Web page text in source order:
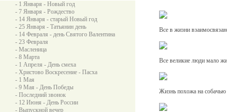
- 1 Января - Новый год
- 7 Января - Рождество
- 14 Января - старый Новый год
- 25 Января - Татьянин день
- 14 Февраля - день Святого Валентина
- 23 Февраля
- Масленица
- 8 Марта
- 1 Апреля - День смеха
- Христово Воскресение - Пасха
- 1 Мая
- 9 Мая - День Победы
- Последний звонок
- 12 Июня - День России
- Выпускной вечер
Все в жизни
Все великие люди мало
Жизнь похожа на собачью